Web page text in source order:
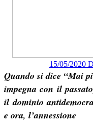
15/05/2020
Quando si dice “Mai
impegna con il
il dominio
e ora, l’annessione